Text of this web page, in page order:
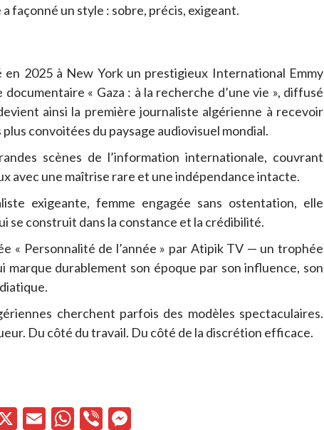
façonné un style : sobre, précis, exigeant.
en 2025 à New York un prestigieux International Emmy
« Gaza : à la recherche d’une vie », diffusé
ainsi la première journaliste algérienne à recevoir
convoitées du paysage audiovisuel mondial.
scènes de l’information internationale, couvrant
avec une maîtrise rare et une indépendance intacte.
exigeante, femme engagée sans ostentation, elle
se construit dans la constance et la crédibilité.
« Personnalité de l’année » par Atipik TV — un trophée
marque durablement son époque par son influence, son
cherchent parfois des modèles spectaculaires.
Du côté du travail. Du côté de la discrétion efficace.
X EmailWhatsApp
Viber